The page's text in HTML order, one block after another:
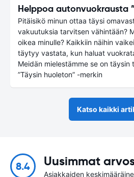
Helppoa autonvuokrausta
Pitäisikö minun ottaa täysi
vakuutuksia tarvitsen vähintään?
oikea minulle? Kaikkiin näihin
täytyy vastata, kun haluat
Meidän mielestämme se on täysin
”Täysin huoleton” -merkin
Katso kaikki
8.4 Uusimmat
Asiakkaiden